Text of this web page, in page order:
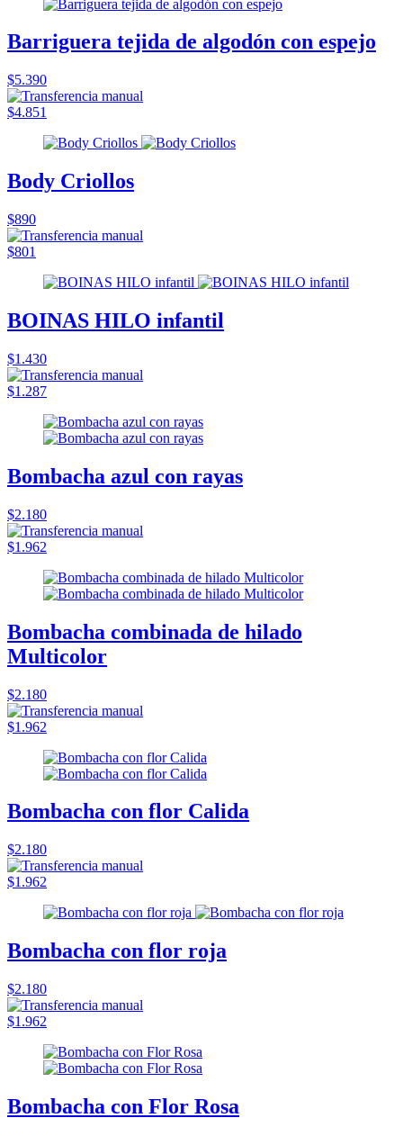
Barriguera tejida de algodón con espejo
$5.390
$4.851
Body Criollos
$890
$801
BOINAS HILO infantil
$1.430
$1.287
Bombacha azul con rayas
$2.180
$1.962
Bombacha combinada de hilado
Multicolor
$2.180
$1.962
Bombacha con flor Calida
$2.180
$1.962
Bombacha con flor roja
$2.180
$1.962
Bombacha con Flor Rosa